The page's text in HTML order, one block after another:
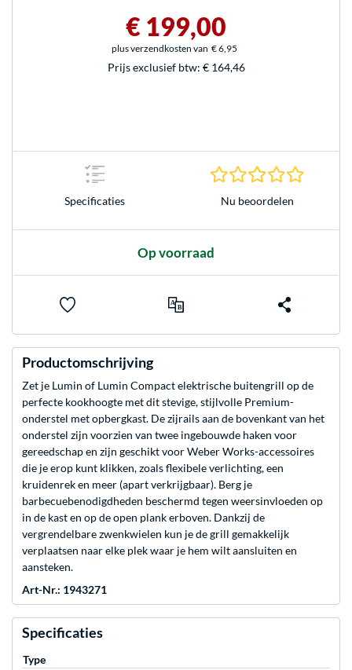
€ 199,00
plus verzendkosten van € 6,95
Prijs exclusief btw: € 164,46
Specificaties Nu beoordelen
Op voorraad
Productomschrijving
Zet je Lumin of Lumin Compact elektrische buitengrill op de
perfecte kookhoogte met dit stevige, stijlvolle Premium-
onderstel met opbergkast. De zijrails aan de bovenkant van het
onderstel zijn voorzien van twee ingebouwde haken voor
gereedschap en zijn geschikt voor Weber Works-accessoires
die je erop kunt klikken, zoals flexibele verlichting, een
kruidenrek en meer (apart verkrijgbaar). Berg je
barbecuebenodigdheden beschermd tegen weersinvloeden op
in de kast en op de open plank erboven. Dankzij de
vergrendelbare zwenkwielen kun je de grill gemakkelijk
verplaatsen naar elke plek waar je hem wilt aansluiten en
aansteken.
Art-Nr.: 1943271
Specificaties
Type